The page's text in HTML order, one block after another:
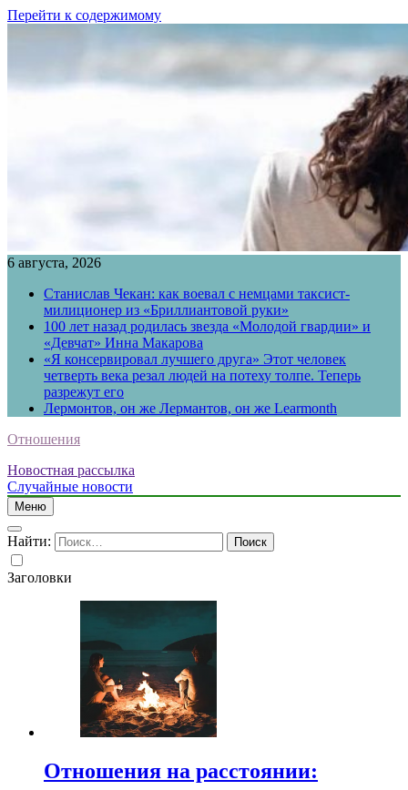
Перейти к содержимому
6 августа, 2026
Станислав Чекан: как воевал с немцами таксист-
милиционер из «Бриллиантовой руки»
100 лет назад родилась звезда «Молодой гвардии» и
«Девчат» Инна Макарова
«Я консервировал лучшего друга» Этот человек
четверть века резал людей на потеху толпе. Теперь
разрежут его
Лермонтов, он же Лермантов, он же Learmonth
Отношения
Новостная рассылка
Случайные новости
Меню
Найти:
Заголовки
Отношения на расстоянии: